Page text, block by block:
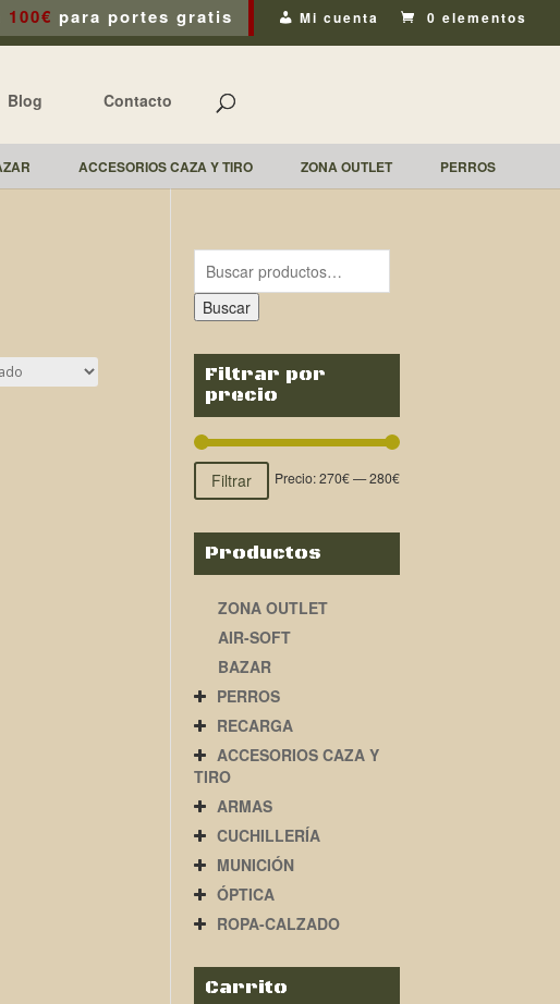
100€ para portes gratis Mi cuenta 0 elementos
Blog Contacto
ACCESORIOS CAZA Y TIRO ZONA OUTLET PERROS
Buscar
Filtrar por
precio
Filtrar Precio:270€—280€
Productos
ZONA OUTLET
AIR-SOFT
BAZAR
PERROS
RECARGA
ACCESORIOS CAZA Y
TIRO
ARMAS
CUCHILLERÍA
MUNICIÓN
ÓPTICA
ROPA-CALZADO
Carrito